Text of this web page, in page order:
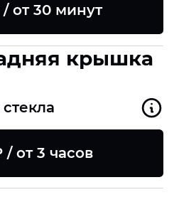
от 30 минут
крышка
/ от 3 часов